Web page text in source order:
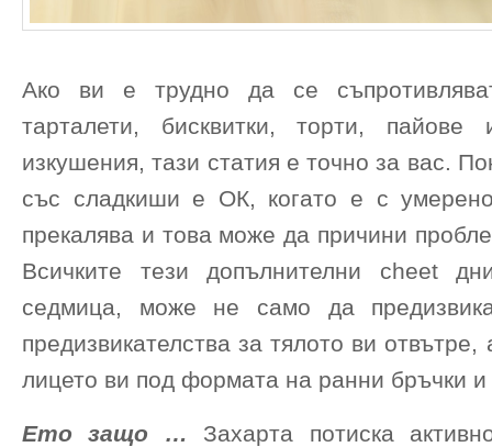
Ако ви е трудно да се
тарталети, бисквитки, торти, пайове
изкушения, тази статия е точно за вас.
със сладкиши е ОК, когато е с
прекалява и това може да причини
Всичките тези допълнителни cheet
седмица, може не само да
предизвикателства за тялото ви
лицето ви под формата на ранни бръчки
Ето защо … Захарта потиска